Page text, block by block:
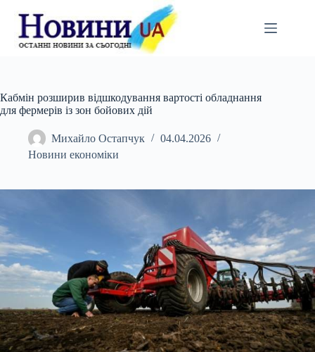
вмісту
Кабмін розширив відшкодування вартості обладнання
для фермерів із зон бойових дій
Михайло Остапчук
04.04.2026
Новини економіки